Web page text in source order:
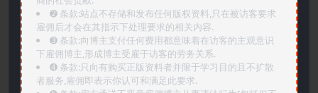
➋️ 条款:站点不存储和发布任何版权资料,只在被访客要求
雇佣后才会在其指示下处理要求的相关内容.
➌️ 条款:向博主支付任何费用都意味着在访客的主观意识
下雇佣博主,形成博主受雇于访客的劳务关系.
➍️ 条款:只向有购买正版资料者并限于学习目的且不扩散
者服务,雇佣即表示你认可和满足此要求.